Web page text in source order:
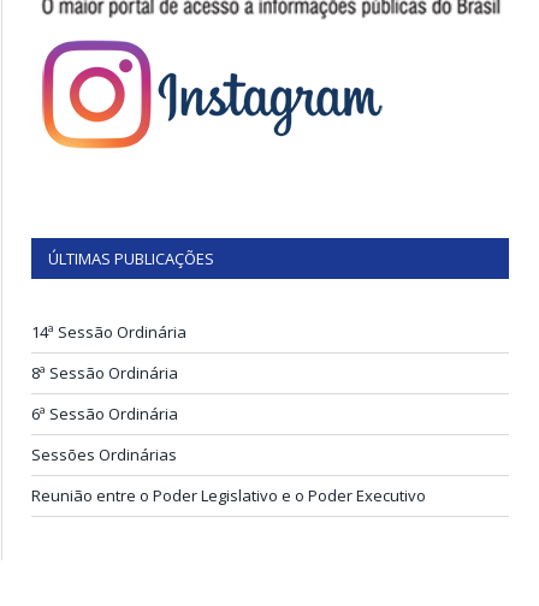
ÚLTIMAS PUBLICAÇÕES
14ª Sessão Ordinária
8ª Sessão Ordinária
6ª Sessão Ordinária
Sessões Ordinárias
Reunião entre o Poder Legislativo e o Poder Executivo